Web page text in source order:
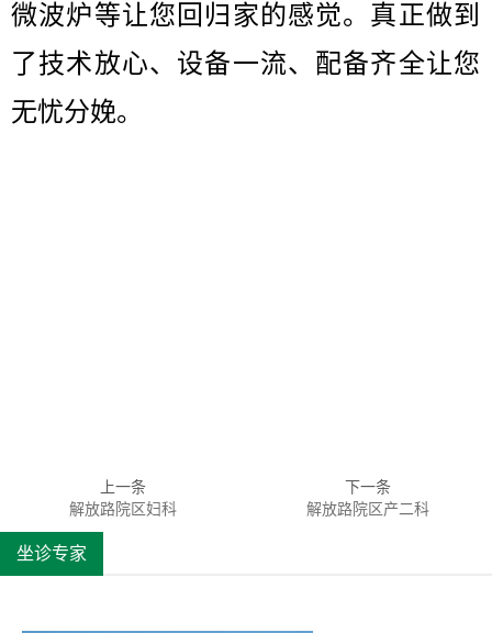
微波炉等让您回归家的感觉。真正做到
了技术放心、设备一流、配备齐全让您
无忧分娩。
上一条
解放路院区妇科
下一条
解放路院区产二科
坐诊专家